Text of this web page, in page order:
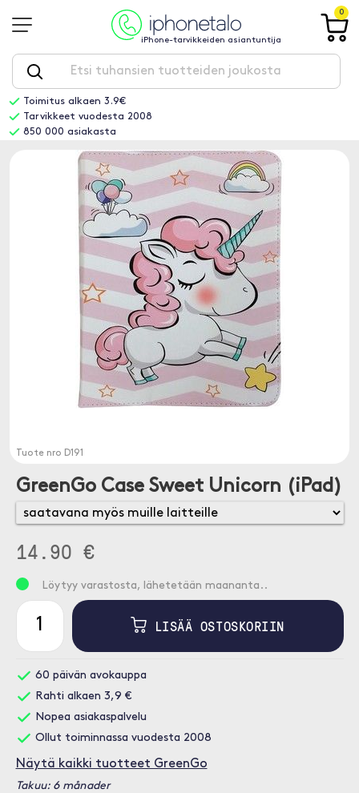
iPhone-tarvikkeiden asiantuntija
0
Toimitus alkaen 3.9€
Tarvikkeet vuodesta 2008
850 000 asiakasta
Tuote nro D191
GreenGo Case Sweet Unicorn (iPad)
14.90 €
Löytyy varastosta, lähetetään maananta..
LISÄÄ OSTOSKORIIN
60 päivän avokauppa
Rahti alkaen 3,9 €
Nopea asiakaspalvelu
Ollut toiminnassa vuodesta 2008
Näytä kaikki tuotteet GreenGo
Takuu: 6 månader